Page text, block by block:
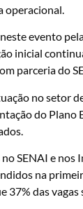
operacional.
evento
inicial
parceria do
no setor
do
SENAI e
na
37% das